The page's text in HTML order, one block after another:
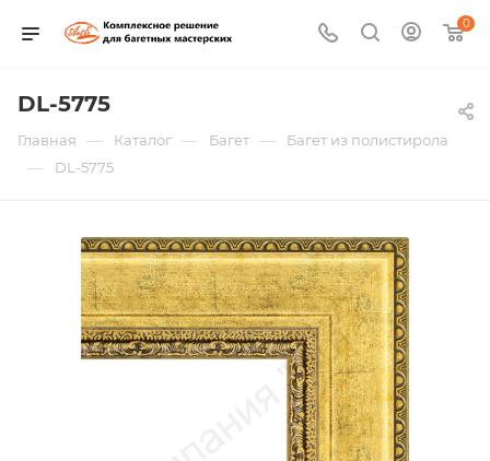
0
DL-5775
Главная — Каталог — Багет — Багет из полистирола
— DL-5775